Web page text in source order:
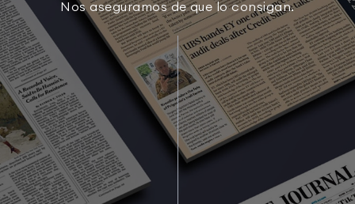
Nos aseguramos de que lo consigan.